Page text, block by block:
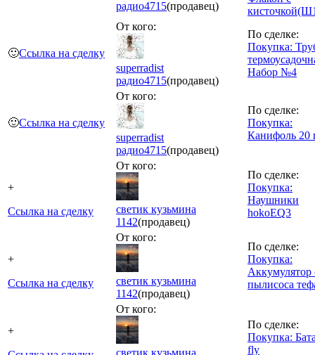
радио4715(продавец)
🙂Ссылка на сделку
От кого:
superradist
радио4715(продавец)
По сделке:
Покупка:
Набор №4
🙂Ссылка на сделку
От кого:
superradist
радио4715(продавец)
По сделке:
Покупка:
Канифоль 20
+
Ссылка на сделку
От кого:
светик кузьмина
1142(продавец)
По сделке:
Покупка:
Наушники
hokoEQ3
+
Ссылка на сделку
От кого:
светик кузьмина
1142(продавец)
По сделке:
Покупка:
Аккумулятор
пылисоса
+
От кого:
светик кузьмина
По сделке:
Покупка:
fly